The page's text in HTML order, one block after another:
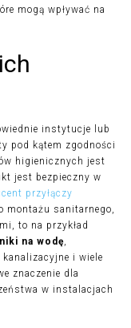
mogą wpływać na
instytucje lub
pod kątem zgodności
higienicznych jest
jest bezpieczny w
przyłączy
montażu sanitarnego,
to na przykład
na wodę
i wiele
znaczenie dla
w instalacjach